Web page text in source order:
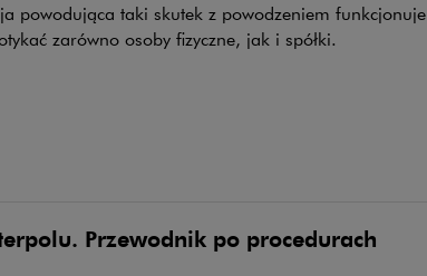
powodująca taki skutek z powodzeniem funkcjonuje
zarówno osoby fizyczne, jak i spółki.
Przewodnik po procedurach